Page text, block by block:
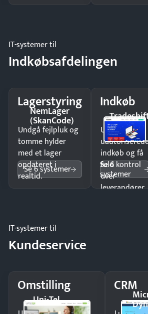
IT-systemer til
Indkøbsafdelingen
Lagerstyring
NemLager
(SkanCode)
Undgå fejlpluk og
tomme hylder
med et lager
opdateret i
realtid.
Se 6 systemer
Indkøb
Undgå
indkøb og få
fuld kontrol
over
leverandører
Se 6
systemer
IT-systemer til
Kundeservice
Omstilling
Uni-Tel
CRM